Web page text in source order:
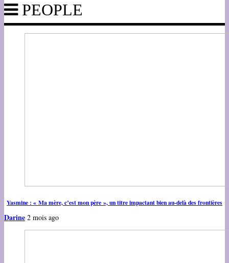
PEOPLE
Yasmine : « Ma mère, c’est mon père », un titre impactant bien au-delà des frontières
Darine 2 mois ago